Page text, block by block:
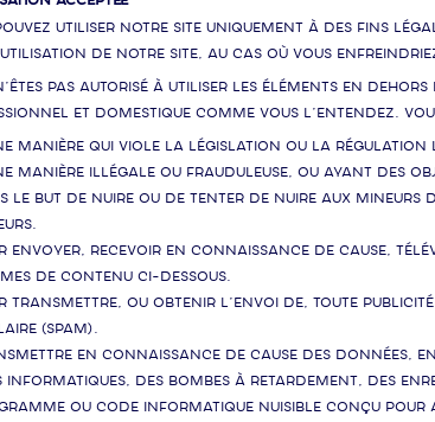
utiliser notre Site uniquement à des fins
de notre Site, au cas où vous
pas autorisé à utiliser les Éléments en
et domestique comme vous l’entendez.
manière qui viole la législation ou la
manière illégale ou frauduleuse, ou ayant des
le but de nuire ou de tenter de nuire aux
envoyer, recevoir en connaissance de cause,
de contenu ci-dessous.
transmettre, ou obtenir l’envoi de, toute
(spam).
en connaissance de cause des données,
informatiques, des bombes à retardement, des
ou code informatique nuisible conçu